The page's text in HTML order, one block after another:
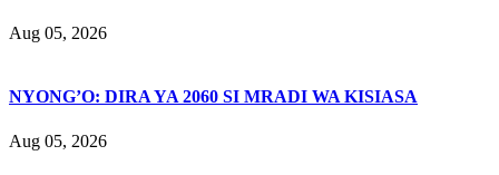
Aug 05, 2026
NYONG’O: DIRA YA 2060 SI MRADI WA KISIASA
Aug 05, 2026